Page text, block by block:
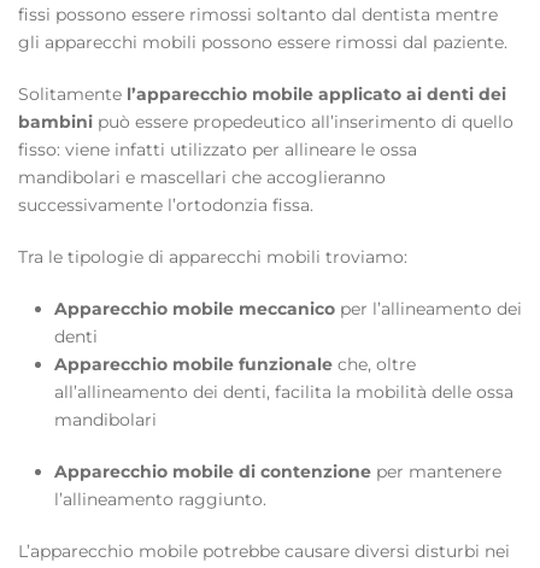
fissi possono essere rimossi soltanto dal dentista mentre
gli apparecchi mobili possono essere rimossi dal paziente.
Solitamente l’apparecchio mobile applicato ai denti dei
bambini può essere propedeutico all’inserimento di quello
fisso: viene infatti utilizzato per allineare le ossa
mandibolari e mascellari che accoglieranno
successivamente l’ortodonzia fissa.
Tra le tipologie di apparecchi mobili troviamo:
Apparecchio mobile meccanico per l’allineamento dei
denti
Apparecchio mobile funzionale che, oltre
all’allineamento dei denti, facilita la mobilità delle ossa
mandibolari
Apparecchio mobile di contenzione per mantenere
l’allineamento raggiunto.
L’apparecchio mobile potrebbe causare diversi disturbi nei